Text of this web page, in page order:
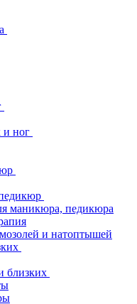
и ног
маникюра, педикюра
и натоптышей
близких